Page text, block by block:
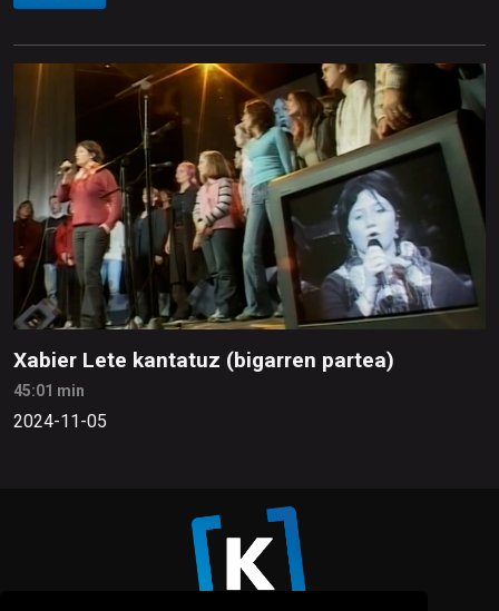
Xabier Lete kantatuz (bigarren partea)
45:01 min
2024-11-05